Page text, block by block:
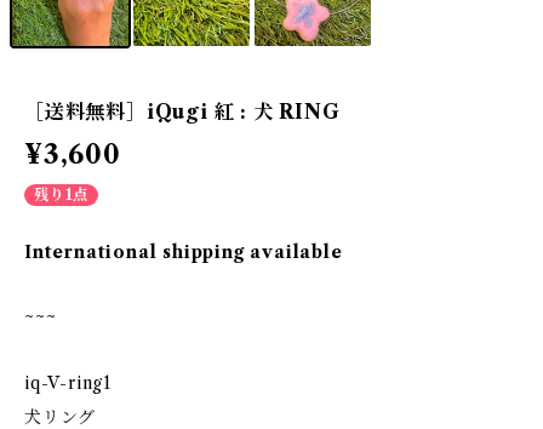
［送料無料］iQugi 紅 : 犬 RING
¥3,600
残り1点
International shipping available
~~~
iq-V-ring1
犬リング